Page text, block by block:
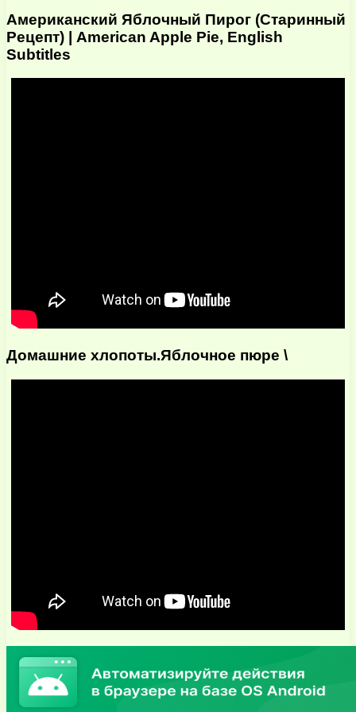
Американский Яблочный Пирог (Старинный
Рецепт) | American Apple Pie, English
Subtitles
Домашние хлопоты.Яблочное пюре \